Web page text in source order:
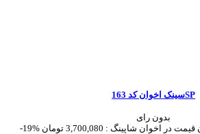
سینک اخوان کد 163SP
بدون رای
-19%
قیمت در اخوان شاپینگ : 3,700,080 تومان